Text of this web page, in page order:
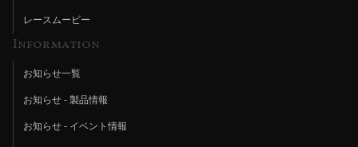
レースムービー
Information
お知らせ一覧
お知らせ - 製品情報
お知らせ - イベント情報